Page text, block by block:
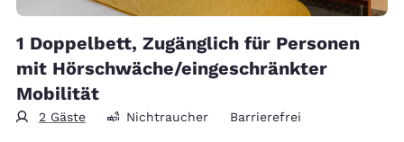
1 Doppelbett, Zugänglich für Personen
mit Hörschwäche/eingeschränkter
Mobilität
2 Gäste Nichtraucher Barrierefrei